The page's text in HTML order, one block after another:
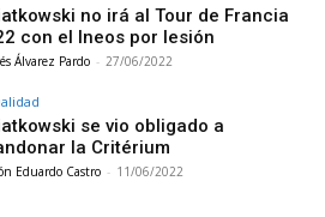
no irá al Tour de Francia
con el Ineos por lesión
Álvarez Pardo - 27/06/2022
se vio obligado a
la Critérium
Eduardo Castro - 11/06/2022